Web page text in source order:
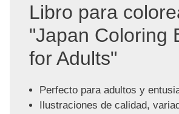
Libro para
"Japan Coloring
for Adults"
Perfecto para adultos y
Ilustraciones de calidad,